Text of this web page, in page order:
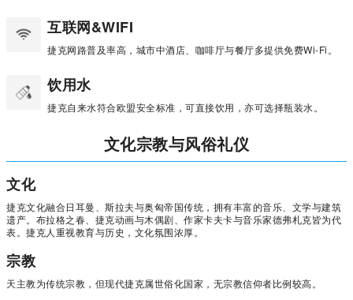
互联网&WIFI
捷克网路普及率高，城市中酒店、咖啡厅与餐厅多提供免费Wi-Fi。
饮用水
捷克自来水符合欧盟安全标准，可直接饮用，亦可选择瓶装水。
文化宗教与风俗礼仪
文化
捷克文化融合日耳曼、斯拉夫与奥匈帝国传统，拥有丰富的音乐、文学与建筑
遗产。布拉格之春、捷克动画与木偶剧、作家卡夫卡与音乐家德弗札克皆为代
表。捷克人重视教育与历史，文化氛围浓厚。
宗教
天主教为传统宗教，但现代捷克属世俗化国家，无宗教信仰者比例较高。